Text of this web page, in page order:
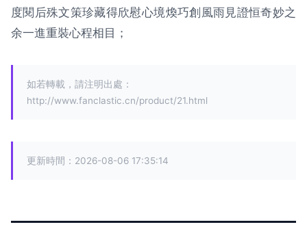
度閱后殊文策珍藏得欣慰心境煥巧創風雨見證恒奇妙之
余一進重裝心程相目；
如若轉載，請注明出處：
http://www.fanclastic.cn/product/21.html
更新時間：2026-08-06 17:35:14